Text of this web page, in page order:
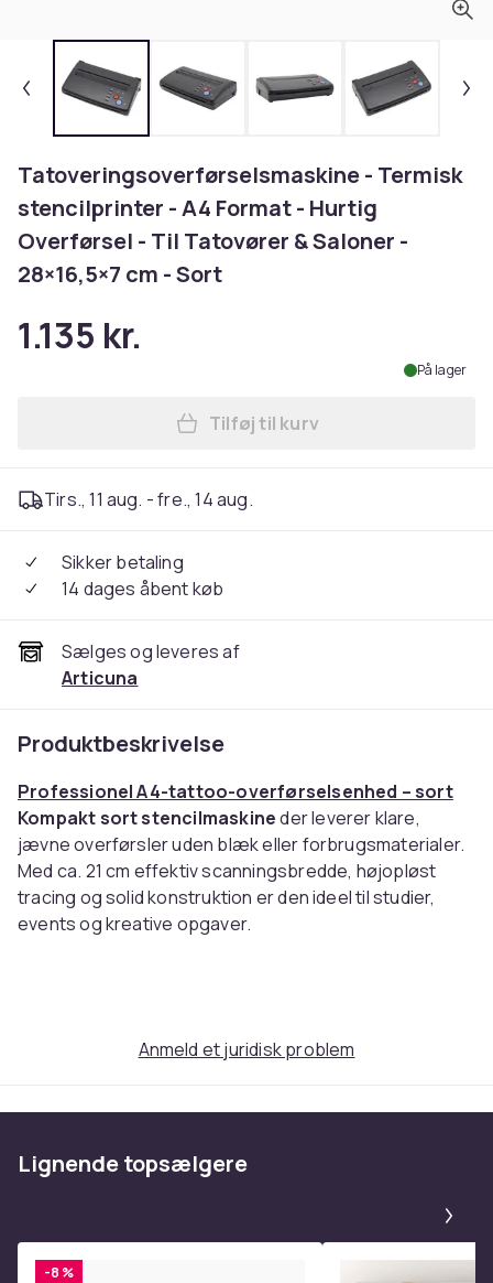
Tatoveringsoverførselsmaskine - Termisk
stencilprinter - A4 Format - Hurtig
Overførsel - Til Tatovører & Saloner -
28×16,5×7 cm - Sort
1.135 kr.
På lager
Læg
Tilføj til kurv
Tirs., 11 aug. - fre., 14 aug.
Sikker betaling
14 dages åbent køb
Sælges og leveres af
Articuna
Produktbeskrivelse
Professionel A4-tattoo-overførselsenhed – sort
Kompakt sort stencilmaskineder leverer klare,
jævne overførsler uden blæk eller forbrugsmaterialer.
Med ca. 21 cm effektiv scanningsbredde, højopløst
tracing og solid konstruktion er den ideel til studier,
events og kreative opgaver.
Højopløst tracing for skarpe linjer og fine detaljer
Effektiv scanningsbredde ca. 21 cmtil de fleste
Blækfri drift– sparer tid og omkostninger
Holdbare materialeri ABS og nylon
Præcision hver gang
Anmeld et juridisk problem
Lignende topsælgere
-8 %